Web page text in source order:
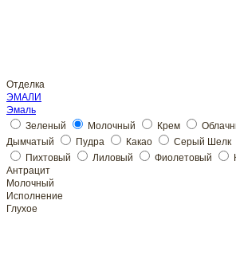
Отделка
ЭМАЛИ
Эмаль
Молочный
Молочный
Исполнение
Глухое